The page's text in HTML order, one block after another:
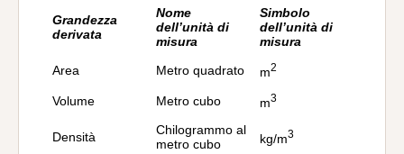
Grandezza
derivata
Nome
dell’unità di
misura
Simbolo
dell’unità di
misura
Area
Metro quadrato m2
Volume Metro cubo m3
Densità
Chilogrammo al
metro cubo
kg/m3